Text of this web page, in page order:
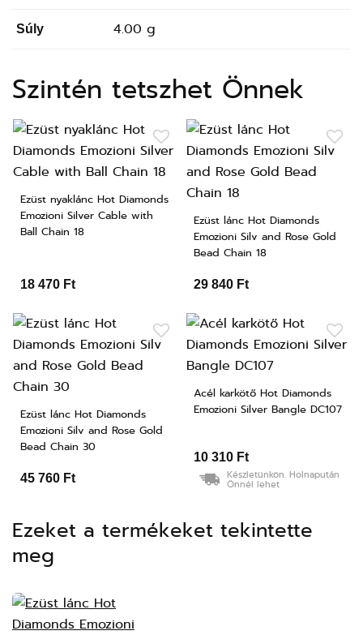
Súly 4.00 g
Szintén tetszhet Önnek
Ezüst nyaklánc Hot Diamonds
Emozioni Silver Cable with
Ball Chain 18
18 470 Ft
Ezüst lánc Hot Diamonds
Emozioni Silv and Rose Gold
Bead Chain 18
29 840 Ft
Ezüst lánc Hot Diamonds
Emozioni Silv and Rose Gold
Bead Chain 30
45 760 Ft
Acél karkötő Hot Diamonds
Emozioni Silver Bangle DC107
10 310 Ft
Készletünkön. Holnapután
Önnél lehet
Ezeket a termékeket tekintette
meg